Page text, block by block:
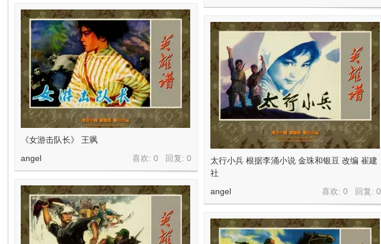
《女游击队长》 王飒
喜欢: 0 回复:0
angel
太行小兵 根据李涌小说 金珠和银豆 改编 崔建
社
喜欢: 0 回复:0
angel